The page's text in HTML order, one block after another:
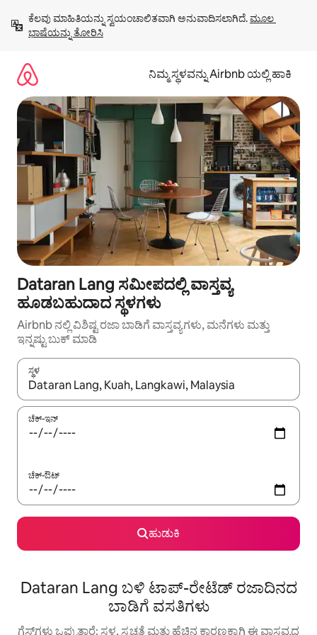
ಹೋಗಿ
ಕೆಲವು ಮಾಹಿತಿಯನ್ನು ಸ್ವಯಂಚಾಲಿತವಾಗಿ ಅನುವಾದಿಸಲಾಗಿದೆ. ಮೂಲ
ಭಾಷೆಯನ್ನು ತೋರಿಸಿ
ನಿಮ್ಮ ಸ್ಥಳವನ್ನು Airbnb ಯಲ್ಲಿ ಹಾಕಿ
Dataran Lang ಸಮೀಪದಲ್ಲಿ ವಾಸ್ತವ್ಯ
ಹೂಡಬಹುದಾದ ಸ್ಥಳಗಳು
Airbnb ನಲ್ಲಿ ವಿಶಿಷ್ಟ ರಜಾ ಬಾಡಿಗೆ ವಾಸ್ತವ್ಯಗಳು, ಮನೆಗಳು ಮತ್ತು
ಇನ್ನಷ್ಟು ಬುಕ್ ಮಾಡಿ
ಸ್ಥಳ
ಫಲಿತಾಂಶಗಳು ಲಭ್ಯವಿರುವಾಗ, ಅಪ್ ಮತ್ತು ಡೌನ್ ಬಾಣದ ಕೀಲಿಗಳೊಂದಿಗೆ
ಚೆಕ್-ಇನ್
ಚೆಕ್-ಔಟ್
ಹುಡುಕಿ
Dataran Lang ಬಳಿ ಟಾಪ್-ರೇಟೆಡ್ ರಜಾದಿನದ
ಬಾಡಿಗೆ ವಸತಿಗಳು
ಗೆಸ್ಟ್‌ಗಳು ಒಪ್ಪುತ್ತಾರೆ: ಸ್ಥಳ, ಸ್ವಚ್ಛತೆ ಮತ್ತು ಹೆಚ್ಚಿನ ಕಾರಣಕ್ಕಾಗಿ ಈ ವಾಸ್ತವ್ಯದ